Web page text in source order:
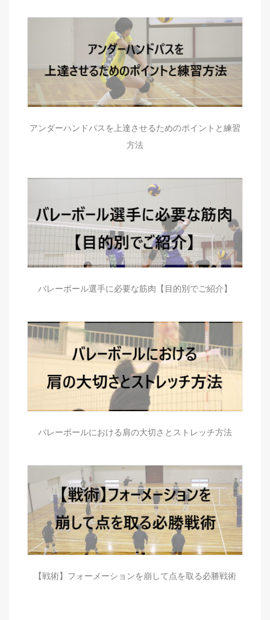
アンダーハンドパスを上達させるためのポイントと練習
方法
バレーボール選手に必要な筋肉【目的別でご紹介】
バレーボールにおける肩の大切さとストレッチ方法
【戦術】フォーメーションを崩して点を取る必勝戦術